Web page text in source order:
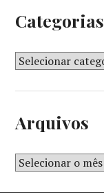
Categorias
Arquivos